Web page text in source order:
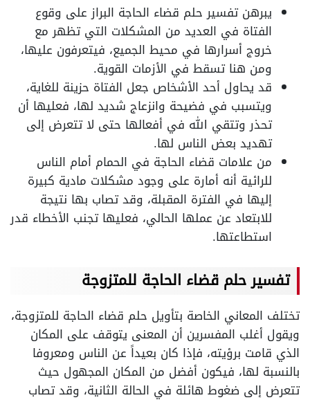
يبرهن تفسير حلم قضاء الحاجة البراز على وقوع
الفتاة في العديد من المشكلات التي تظهر مع
خروج أسرارها في محيط الجميع، فيتعرفون عليها،
ومن هنا تسقط في الأزمات القوية.
قد يحاول أحد الأشخاص جعل الفتاة حزينة للغاية،
ويتسبب في فضيحة وانزعاج شديد لها، فعليها أن
تحذر وتتقي الله في أفعالها حتى لا تتعرض إلى
تهديد بعض الناس لها.
من علامات قضاء الحاجة في الحمام أمام الناس
للرائية أنه أمارة على وجود مشكلات مادية كبيرة
إليها في الفترة المقبلة، وقد تصاب بها نتيجة
للابتعاد عن عملها الحالي، فعليها تجنب الأخطاء قدر
استطاعتها.
تفسير حلم قضاء الحاجة للمتزوجة
تختلف المعاني الخاصة بتأويل حلم قضاء الحاجة للمتزوجة،
ويقول أغلب المفسرين أن المعنى يتوقف على المكان
الذي قامت برؤيته، فإذا كان بعيداً عن الناس ومعروفا
بالنسبة لها، فيكون أفضل من المكان المجهول حيث
تتعرض إلى ضغوط هائلة في الحالة الثانية، وقد تصاب